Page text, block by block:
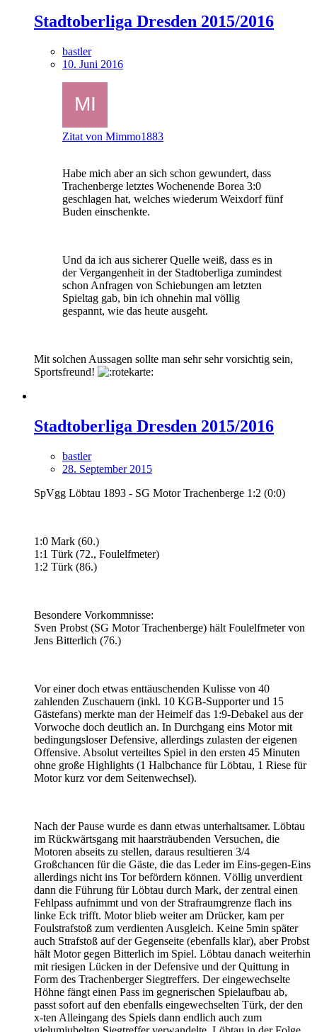
Stadtoberliga Dresden 2015/2016
bastler
10. Juni 2016
Zitat von Mimmo1883
Habe mich aber an sich schon gewundert, dass
Trachenberge letztes Wochenende Borea 3:0
geschlagen hat, welches wiederum Weixdorf fünf
Buden einschenkte.
Und da ich aus sicherer Quelle weiß, dass es in
der Vergangenheit in der Stadtoberliga zumindest
schon Anfragen von Schiebungen am letzten
Spieltag gab, bin ich ohnehin mal völlig
gespannt, wie das heute ausgeht.
Mit solchen Aussagen sollte man sehr sehr vorsichtig sein,
Sportsfreund!
Stadtoberliga Dresden 2015/2016
bastler
28. September 2015
SpVgg Löbtau 1893 - SG Motor Trachenberge 1:2 (0:0)
1:0 Mark (60.)
1:1 Türk (72., Foulelfmeter)
1:2 Türk (86.)
Besondere Vorkommnisse:
Sven Probst (SG Motor Trachenberge) hält Foulelfmeter von
Jens Bitterlich (76.)
Vor einer doch etwas enttäuschenden Kulisse von 40
zahlenden Zuschauern (inkl. 10 KGB-Supporter und 15
Gästefans) merkte man der Heimelf das 1:9-Debakel aus der
Vorwoche doch deutlich an. In Durchgang eins Motor mit
bedingungsloser Defensive, allerdings zulasten der eigenen
Offensive. Absolut verteiltes Spiel in den ersten 45 Minuten
ohne große Highlights (1 Halbchance für Löbtau, 1 Riese für
Motor kurz vor dem Seitenwechsel).
Nach der Pause wurde es dann etwas unterhaltsamer. Löbtau
im Rückwärtsgang mit haarsträubenden Versuchen, die
Motoren abseits zu stellen, daraus resultieren 3/4
Großchancen für die Gäste, die das Leder im Eins-gegen-Eins
allerdings nicht ins Tor befördern können. Völlig unverdient
dann die Führung für Löbtau durch Mark, der zentral einen
Fehlpass aufnimmt und von der Strafraumgrenze flach ins
linke Eck trifft. Motor blieb weiter am Drücker, kam per
Foulstrafstoß zum verdienten Ausgleich. Keine 5min später
auch Strafstoß auf der Gegenseite (ebenfalls klar), aber Probst
hält Motor gegen Bitterlich im Spiel. Löbtau danach weiterhin
mit riesigen Lücken in der Defensive und der Quittung in
Form des Trachenberger Siegtreffers. Der eingewechselte
Höhne fängt einen Pass im gegnerischen Spielaufbau ab,
passt sofort auf den ebenfalls eingewechselten Türk, der den
x-ten Alleingang des Spiels dann endlich auch zum